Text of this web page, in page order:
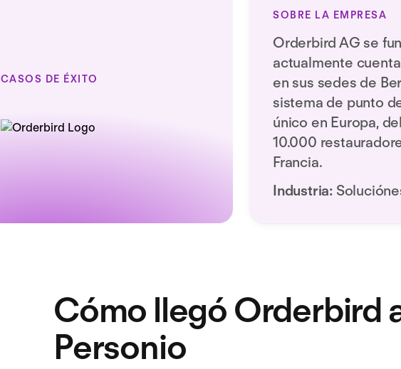
CASOS DE ÉXITO
SOBRE LA EMPRESA
Orderbird AG se
actualmente
en sus sedes de
sistema de punto
único en Europa,
10.000
Francia.
Industria:
Cómo llegó Orderbird
Personio